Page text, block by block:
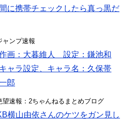
に携帯チェックしたら真っ黒だ
ャンプ速報
画：大暮維人 設定：鎌池和
ャラ設定、キャラ名：久保帯
郎
望速報：2ちゃんねるまとめブログ
横山由依さんのケツをガン見し